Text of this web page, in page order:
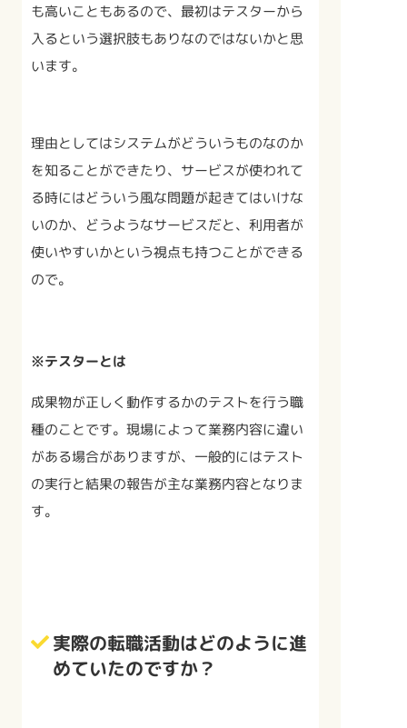
も高いこともあるので、最初はテスターから
入るという選択肢もありなのではないかと思
います。
理由としてはシステムがどういうものなのか
を知ることができたり、サービスが使われて
る時にはどういう風な問題が起きてはいけな
いのか、どうようなサービスだと、利用者が
使いやすいかという視点も持つことができる
ので。
※テスターとは
成果物が正しく動作するかのテストを行う職
種のことです。現場によって業務内容に違い
がある場合がありますが、一般的にはテスト
の実行と結果の報告が主な業務内容となりま
す。
実際の転職活動はどのように進
めていたのですか？